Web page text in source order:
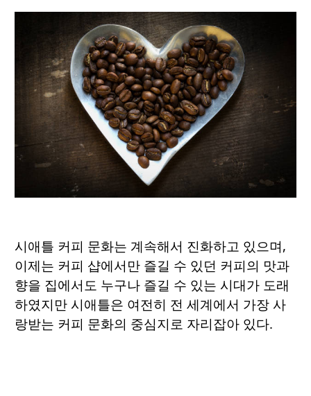
시애틀 커피 문화는 계속해서 진화하고 있으며,
이제는 커피 샵에서만 즐길 수 있던 커피의 맛과
향을 집에서도 누구나 즐길 수 있는 시대가 도래
하였지만 시애틀은 여전히 전 세계에서 가장 사
랑받는 커피 문화의 중심지로 자리잡아 있다.